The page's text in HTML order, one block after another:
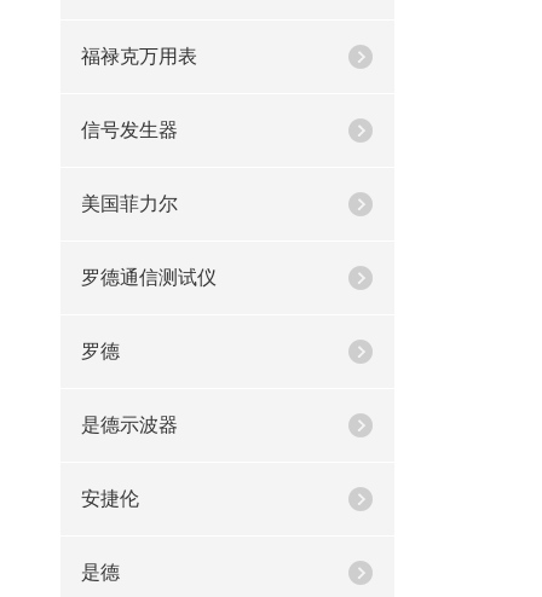
福禄克万用表
信号发生器
美国菲力尔
罗德通信测试仪
罗德
是德示波器
安捷伦
是德